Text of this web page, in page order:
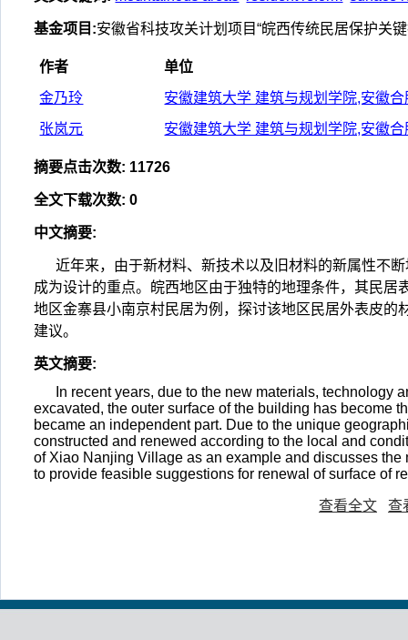
基金项目 :安徽省科技攻关计划项目“皖西传统民居保护关
作者
单位
金乃玲
安徽建筑大学 建筑与规划学院,安徽
张岚元
安徽建筑大学 建筑与规划学院,安徽
摘要点击次数: 11726
全文下载次数: 0
中文摘要:
近年来，由于新材料、新技术以及旧材料的新属性不
成为设计的重点。皖西地区由于独特的地理条件，其民居
地区金寨县小南京村民居为例，探讨该地区民居外表皮
建议。
英文摘要:
In recent years, due to the new materials, technology
excavated, the outer surface of the building has become
became an independent part. Due to the unique
constructed and renewed according to the local and
of Xiao Nanjing Village as an example and discusses
to provide feasible suggestions for renewal of surface of
查看全文 查